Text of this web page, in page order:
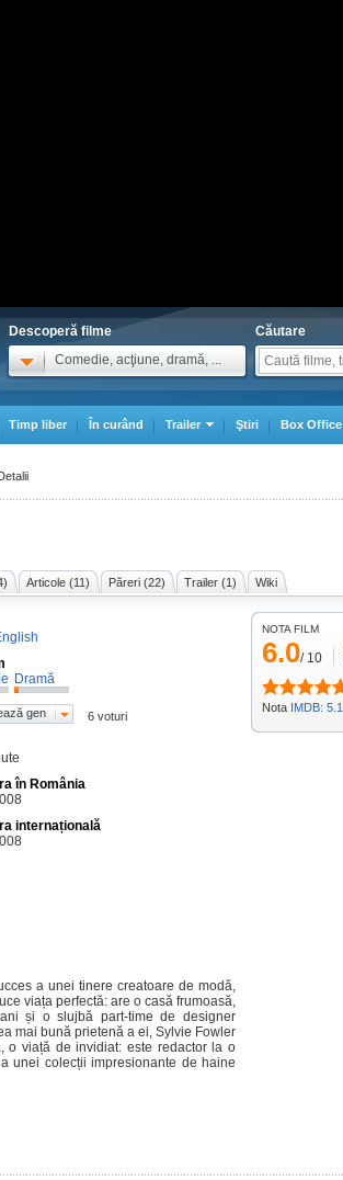
Descoperă filme
Comedie, acţiune, dramă, ...
Căutare
Timp liber În curând Trailer Ştiri Box Office
Articole (11) Păreri (22) Trailer (1) Wiki
Dramă
gen 6 voturi
în România
internațională
a unei tinere creatoare de modă,
viața perfectă: are o casă frumoasă,
și o slujbă part-time de designer
mai bună prietenă a ei, Sylvie Fowler
o viață de invidiat: este redactor la o
unei colecții impresionante de haine
NOTA FILM
6.0/ 10
Nota IMDB: 5.1